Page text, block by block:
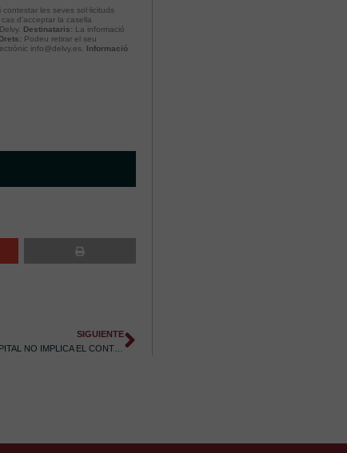
les seves sol·licituds
d'acceptar la casella
Destinataris: La informació
Drets: Podeu retirar el seu
info@delvy.es.
Informació
SIGUIENTE
CONTROL DE LA EMPRESA: LA MAYORÍA EN EL CAPITAL NO IMPLICA EL CONTROL DE LA STARTUP